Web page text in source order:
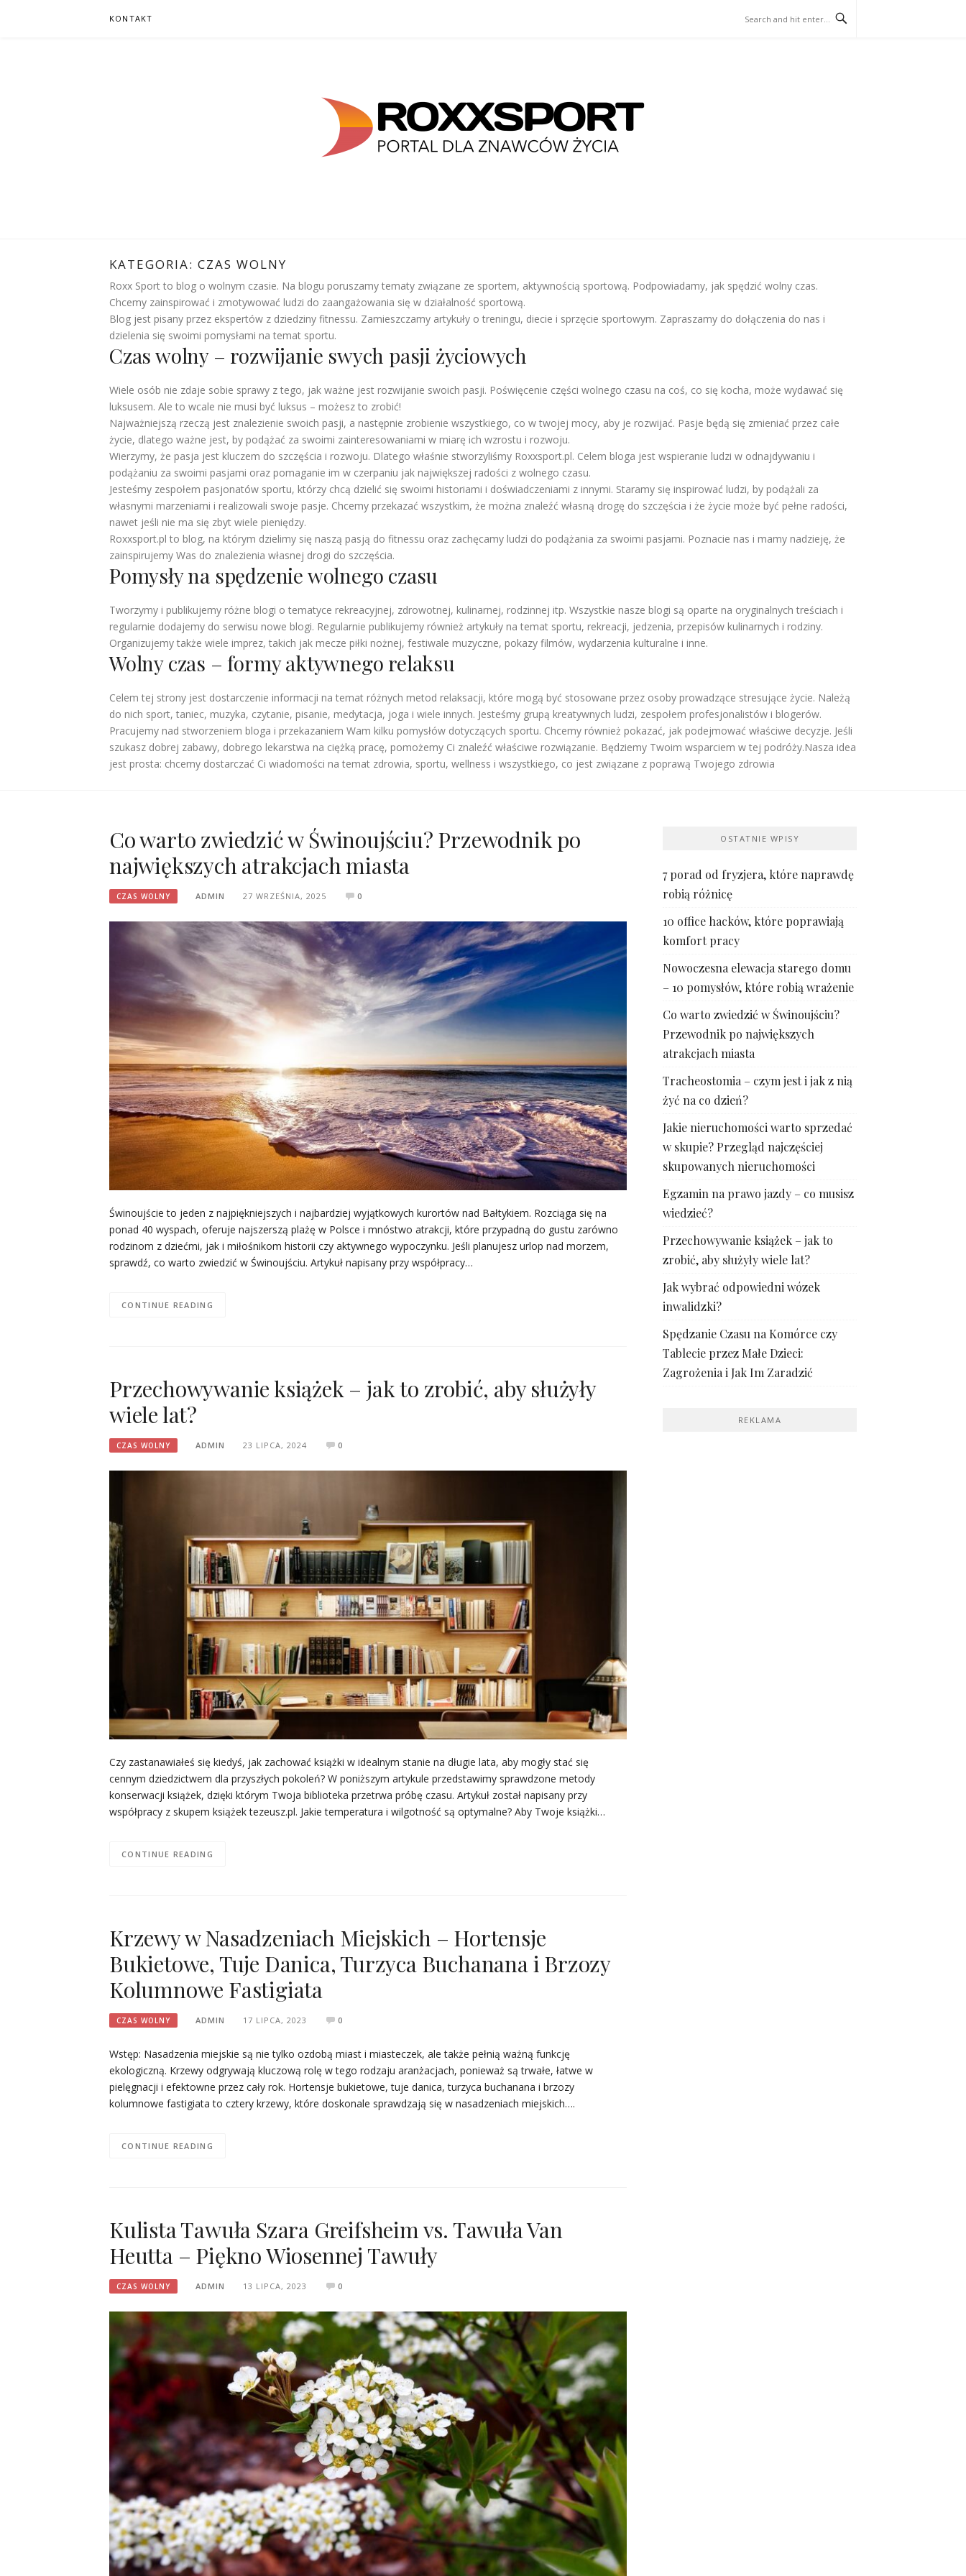
KONTAKT
KATEGORIA: CZAS WOLNY
Roxx Sport to blog o wolnym czasie. Na blogu poruszamy tematy związane ze sportem, aktywnością sportową. Podpowiadamy, jak spędzić wolny czas.
Chcemy zainspirować i zmotywować ludzi do zaangażowania się w działalność sportową.
Blog jest pisany przez ekspertów z dziedziny fitnessu. Zamieszczamy artykuły o treningu, diecie i sprzęcie sportowym. Zapraszamy do dołączenia do nas i
dzielenia się swoimi pomysłami na temat sportu.
Czas wolny – rozwijanie swych pasji życiowych
Wiele osób nie zdaje sobie sprawy z tego, jak ważne jest rozwijanie swoich pasji. Poświęcenie części wolnego czasu na coś, co się kocha, może wydawać się
luksusem. Ale to wcale nie musi być luksus – możesz to zrobić!
Najważniejszą rzeczą jest znalezienie swoich pasji, a następnie zrobienie wszystkiego, co w twojej mocy, aby je rozwijać. Pasje będą się zmieniać przez całe
życie, dlatego ważne jest, by podążać za swoimi zainteresowaniami w miarę ich wzrostu i rozwoju.
Wierzymy, że pasja jest kluczem do szczęścia i rozwoju. Dlatego właśnie stworzyliśmy Roxxsport.pl. Celem bloga jest wspieranie ludzi w odnajdywaniu i
podążaniu za swoimi pasjami oraz pomaganie im w czerpaniu jak największej radości z wolnego czasu.
Jesteśmy zespołem pasjonatów sportu, którzy chcą dzielić się swoimi historiami i doświadczeniami z innymi. Staramy się inspirować ludzi, by podążali za
własnymi marzeniami i realizowali swoje pasje. Chcemy przekazać wszystkim, że można znaleźć własną drogę do szczęścia i że życie może być pełne radości,
nawet jeśli nie ma się zbyt wiele pieniędzy.
Roxxsport.pl to blog, na którym dzielimy się naszą pasją do fitnessu oraz zachęcamy ludzi do podążania za swoimi pasjami. Poznacie nas i mamy nadzieję, że
zainspirujemy Was do znalezienia własnej drogi do szczęścia.
Pomysły na spędzenie wolnego czasu
Tworzymy i publikujemy różne blogi o tematyce rekreacyjnej, zdrowotnej, kulinarnej, rodzinnej itp. Wszystkie nasze blogi są oparte na oryginalnych treściach i
regularnie dodajemy do serwisu nowe blogi. Regularnie publikujemy również artykuły na temat sportu, rekreacji, jedzenia, przepisów kulinarnych i rodziny.
Organizujemy także wiele imprez, takich jak mecze piłki nożnej, festiwale muzyczne, pokazy filmów, wydarzenia kulturalne i inne.
Wolny czas – formy aktywnego relaksu
Celem tej strony jest dostarczenie informacji na temat różnych metod relaksacji, które mogą być stosowane przez osoby prowadzące stresujące życie. Należą
do nich sport, taniec, muzyka, czytanie, pisanie, medytacja, joga i wiele innych. Jesteśmy grupą kreatywnych ludzi, zespołem profesjonalistów i blogerów.
Pracujemy nad stworzeniem bloga i przekazaniem Wam kilku pomysłów dotyczących sportu. Chcemy również pokazać, jak podejmować właściwe decyzje. Jeśli
szukasz dobrej zabawy, dobrego lekarstwa na ciężką pracę, pomożemy Ci znaleźć właściwe rozwiązanie. Będziemy Twoim wsparciem w tej podróży.Nasza idea
jest prosta: chcemy dostarczać Ci wiadomości na temat zdrowia, sportu, wellness i wszystkiego, co jest związane z poprawą Twojego zdrowia
Co warto zwiedzić w Świnoujściu? Przewodnik po
największych atrakcjach miasta
CZAS WOLNY ADMIN 27 WRZEŚNIA, 2025 0
Świnoujście to jeden z najpiękniejszych i najbardziej wyjątkowych kurortów nad Bałtykiem. Rozciąga się na
ponad 40 wyspach, oferuje najszerszą plażę w Polsce i mnóstwo atrakcji, które przypadną do gustu zarówno
rodzinom z dziećmi, jak i miłośnikom historii czy aktywnego wypoczynku. Jeśli planujesz urlop nad morzem,
sprawdź, co warto zwiedzić w Świnoujściu. Artykuł napisany przy współpracy…
CONTINUE READING
Przechowywanie książek – jak to zrobić, aby służyły
wiele lat?
CZAS WOLNY ADMIN 23 LIPCA, 2024 0
Czy zastanawiałeś się kiedyś, jak zachować książki w idealnym stanie na długie lata, aby mogły stać się
cennym dziedzictwem dla przyszłych pokoleń? W poniższym artykule przedstawimy sprawdzone metody
konserwacji książek, dzięki którym Twoja biblioteka przetrwa próbę czasu. Artykuł został napisany przy
współpracy z skupem książek tezeusz.pl. Jakie temperatura i wilgotność są optymalne? Aby Twoje książki…
CONTINUE READING
Krzewy w Nasadzeniach Miejskich – Hortensje
Bukietowe, Tuje Danica, Turzyca Buchanana i Brzozy
Kolumnowe Fastigiata
CZAS WOLNY ADMIN 17 LIPCA, 2023 0
Wstęp: Nasadzenia miejskie są nie tylko ozdobą miast i miasteczek, ale także pełnią ważną funkcję
ekologiczną. Krzewy odgrywają kluczową rolę w tego rodzaju aranżacjach, ponieważ są trwałe, łatwe w
pielęgnacji i efektowne przez cały rok. Hortensje bukietowe, tuje danica, turzyca buchanana i brzozy
kolumnowe fastigiata to cztery krzewy, które doskonale sprawdzają się w nasadzeniach miejskich….
CONTINUE READING
Kulista Tawuła Szara Greifsheim vs. Tawuła Van
Heutta – Piękno Wiosennej Tawuły
CZAS WOLNY ADMIN 13 LIPCA, 2023 0
OSTATNIE WPISY
7 porad od fryzjera, które naprawdę
robią różnicę
10 office hacków, które poprawiają
komfort pracy
Nowoczesna elewacja starego domu
– 10 pomysłów, które robią wrażenie
Co warto zwiedzić w Świnoujściu?
Przewodnik po największych
atrakcjach miasta
Tracheostomia – czym jest i jak z nią
żyć na co dzień?
Jakie nieruchomości warto sprzedać
w skupie? Przegląd najczęściej
skupowanych nieruchomości
Egzamin na prawo jazdy – co musisz
wiedzieć?
Przechowywanie książek – jak to
zrobić, aby służyły wiele lat?
Jak wybrać odpowiedni wózek
inwalidzki?
Spędzanie Czasu na Komórce czy
Tablecie przez Małe Dzieci:
Zagrożenia i Jak Im Zaradzić
REKLAMA